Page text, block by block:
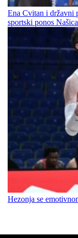
Ena Cvitan i državni
sportski ponos Našica
Hezonja se